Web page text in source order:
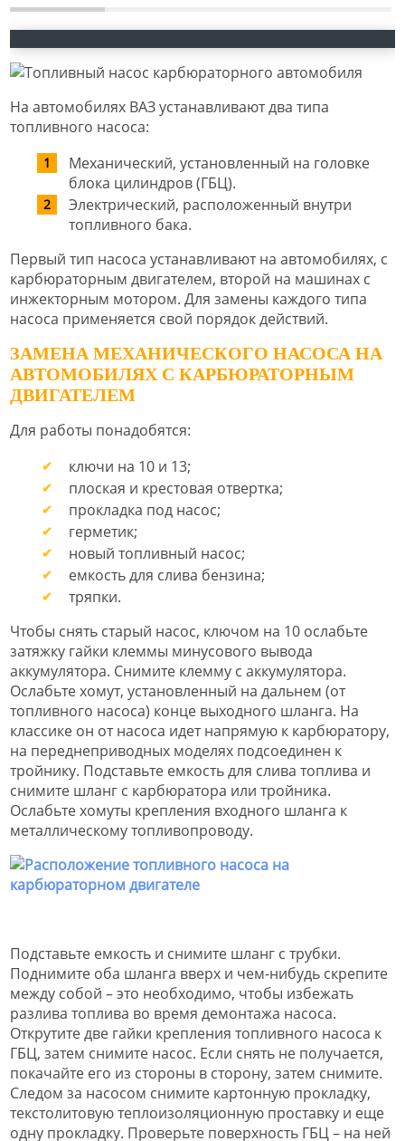
На автомобилях ВАЗ устанавливают два типа
топливного насоса:
Механический, установленный на головке
блока цилиндров (ГБЦ).
Электрический, расположенный внутри
топливного бака.
Первый тип насоса устанавливают на автомобилях, с
карбюраторным двигателем, второй на машинах с
инжекторным мотором. Для замены каждого типа
насоса применяется свой порядок действий.
ЗАМЕНА МЕХАНИЧЕСКОГО НАСОСА НА
АВТОМОБИЛЯХ С КАРБЮРАТОРНЫМ
ДВИГАТЕЛЕМ
Для работы понадобятся:
ключи на 10 и 13;
плоская и крестовая отвертка;
прокладка под насос;
герметик;
новый топливный насос;
емкость для слива бензина;
тряпки.
Чтобы снять старый насос, ключом на 10 ослабьте
затяжку гайки клеммы минусового вывода
аккумулятора. Снимите клемму с аккумулятора.
Ослабьте хомут, установленный на дальнем (от
топливного насоса) конце выходного шланга. На
классике он от насоса идет напрямую к карбюратору,
на переднеприводных моделях подсоединен к
тройнику. Подставьте емкость для слива топлива и
снимите шланг с карбюратора или тройника.
Ослабьте хомуты крепления входного шланга к
металлическому топливопроводу.
Подставьте емкость и снимите шланг с трубки.
Поднимите оба шланга вверх и чем-нибудь скрепите
между собой – это необходимо, чтобы избежать
разлива топлива во время демонтажа насоса.
Открутите две гайки крепления топливного насоса к
ГБЦ, затем снимите насос. Если снять не получается,
покачайте его из стороны в сторону, затем снимите.
Следом за насосом снимите картонную прокладку,
текстолитовую теплоизоляционную проставку и еще
одну прокладку. Проверьте поверхность ГБЦ – на ней